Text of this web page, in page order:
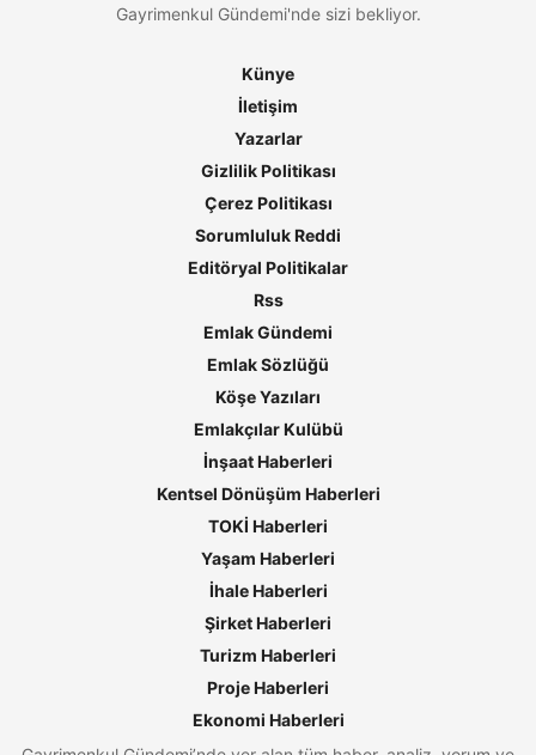
Gayrimenkul Gündemi'nde sizi bekliyor.
Künye
İletişim
Yazarlar
Gizlilik Politikası
Çerez Politikası
Sorumluluk Reddi
Editöryal Politikalar
Rss
Emlak Gündemi
Emlak Sözlüğü
Köşe Yazıları
Emlakçılar Kulübü
İnşaat Haberleri
Kentsel Dönüşüm Haberleri
TOKİ Haberleri
Yaşam Haberleri
İhale Haberleri
Şirket Haberleri
Turizm Haberleri
Proje Haberleri
Ekonomi Haberleri